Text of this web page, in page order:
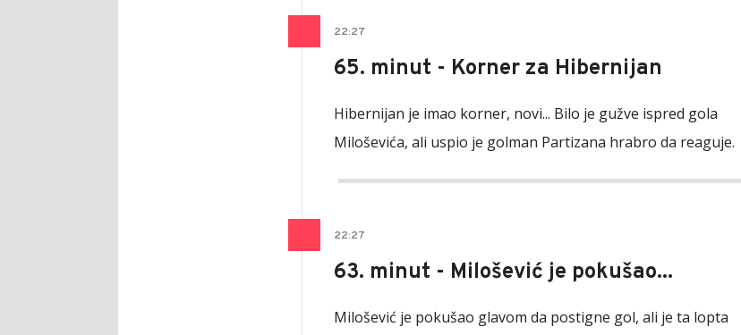
22:27
65. minut - Korner za Hibernijan
Hibernijan je imao korner, novi... Bilo je gužve ispred gola
Miloševića, ali uspio je golman Partizana hrabro da reaguje.
22:27
63. minut - Milošević je pokušao...
Milošević je pokušao glavom da postigne gol, ali je ta lopta